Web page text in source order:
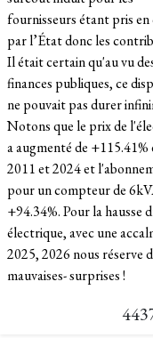
fournisseurs étant pris en
par l’État donc les
Il était certain qu'au vu
finances publiques, ce
ne pouvait pas durer
Notons que le prix de
a augmenté de +115.41%
2011 et 2024 et
pour un compteur de
+94.34%. Pour la hausse
électrique, avec une
2025, 2026 nous réserve
mauvaises- surprises !